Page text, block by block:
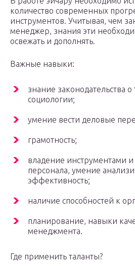
количество современных
инструментов. Учитывая, чем
менеджер, знания эти
освежать и дополнять.
Важные навыки:
знание законодательства о
социологии;
умение вести деловые
грамотность;
владение инструментами
персонала, умение
эффективность;
наличие способностей к
планирование, навыки
менеджмента.
Где применить таланты?